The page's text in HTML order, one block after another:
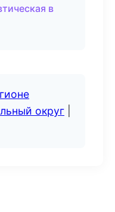
в
округ